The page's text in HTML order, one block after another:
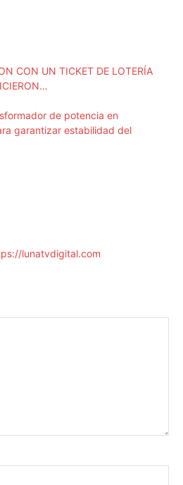
CON UN TICKET DE LOTERÍA
de potencia en
garantizar estabilidad del
lunatvdigital.com